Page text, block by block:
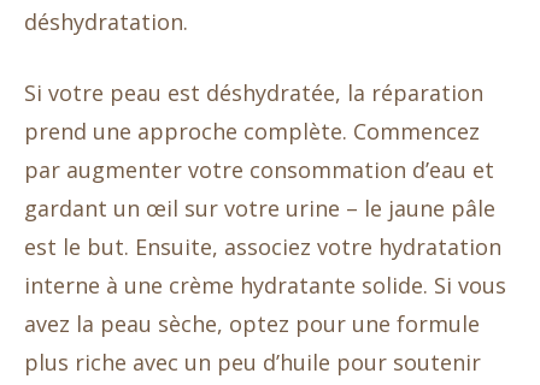
déshydratation.
Si votre peau est déshydratée, la réparation
prend une approche complète. Commencez
par augmenter votre consommation d’eau et
gardant un œil sur votre urine – le jaune pâle
est le but. Ensuite, associez votre hydratation
interne à une crème hydratante solide. Si vous
avez la peau sèche, optez pour une formule
plus riche avec un peu d’huile pour soutenir